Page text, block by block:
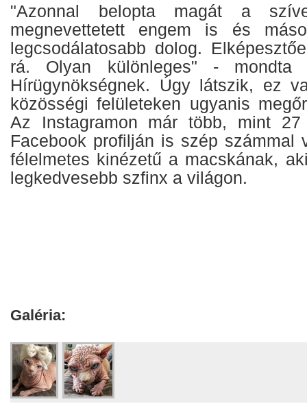
"Azonnal belopta magát a
megnevettetett engem is és
legcsodálatosabb dolog.
rá. Olyan különleges" -
Hírügynökségnek. Úgy látszik, ez
közösségi felületeken ugyanis
Az Instagramon már több, mint
Facebook profilján is szép számmal
félelmetes kinézetű a macskának,
legkedvesebb szfinx a világon.
Galéria: